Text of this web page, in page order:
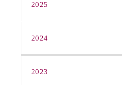
2025
2024
2023